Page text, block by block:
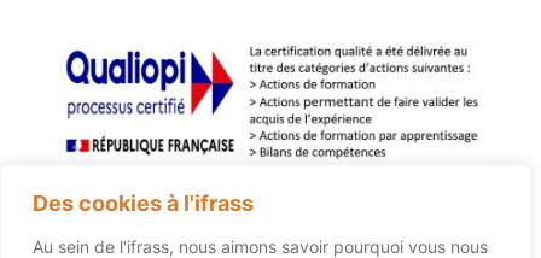
Des cookies à l'ifrass
Au sein de l'ifrass, nous aimons savoir pourquoi vous nous